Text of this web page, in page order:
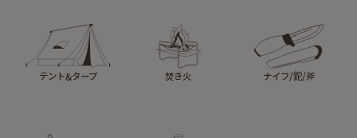
テント&タープ 焚き火 ナイフ/鉈/斧